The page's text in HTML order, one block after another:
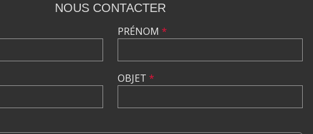
NOUS CONTACTER
PRÉNOM *
OBJET *